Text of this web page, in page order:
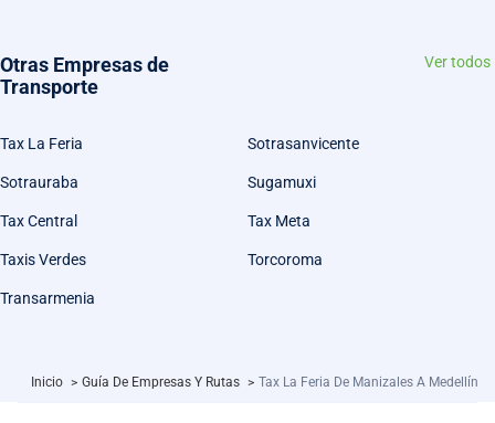
Otras Empresas de
Transporte
Ver todos
Tax La Feria Sotrasanvicente
Sotrauraba Sugamuxi
Tax Central Tax Meta
Taxis Verdes Torcoroma
Transarmenia
Inicio > Guía De Empresas Y Rutas > Tax La Feria De Manizales A Medellín